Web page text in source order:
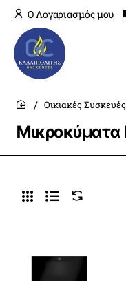
O Λογαριασμός μου
Μικροκύματα
home
Οικιακές Συσκευές